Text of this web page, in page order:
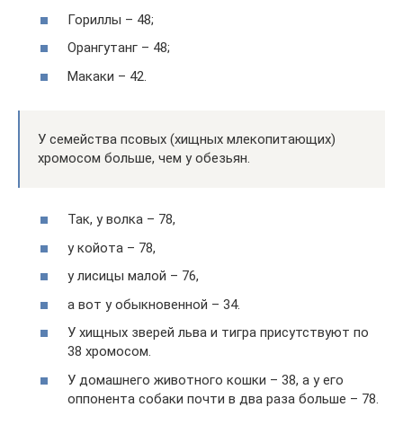
Гориллы – 48;
Орангутанг – 48;
Макаки – 42.
У семейства псовых (хищных млекопитающих)
хромосом больше, чем у обезьян.
Так, у волка – 78,
у койота – 78,
у лисицы малой – 76,
а вот у обыкновенной – 34.
У хищных зверей льва и тигра присутствуют по
38 хромосом.
У домашнего животного кошки – 38, а у его
оппонента собаки почти в два раза больше – 78.